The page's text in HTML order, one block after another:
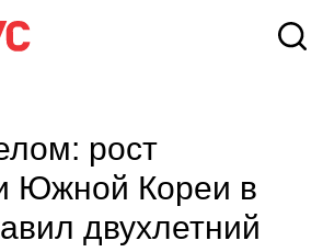
рост
Южной Кореи в
двухлетний